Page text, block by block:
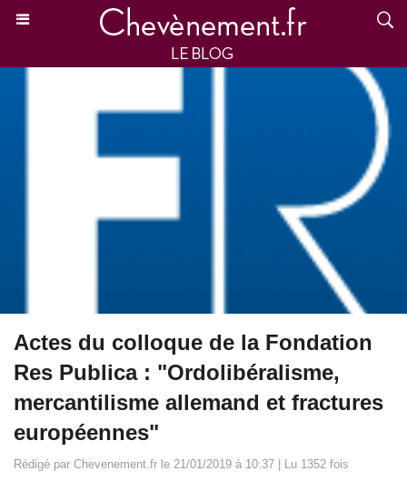
Actes du colloque de la Fondation
Res Publica : "Ordolibéralisme,
mercantilisme allemand et fractures
européennes"
Rédigé par Chevenement.fr le 21/01/2019 à 10:37 | Lu 1352 fois